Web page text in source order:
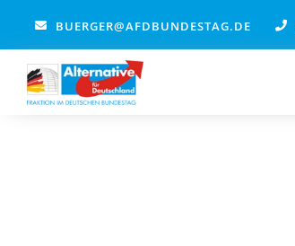
springen
BUERGER@AFDBUNDESTAG.DE